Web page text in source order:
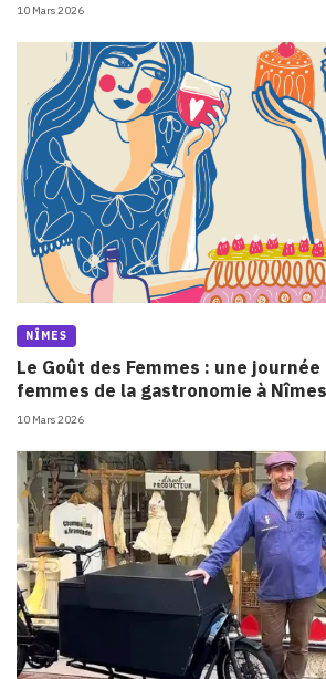
10 Mars 2026
NÎMES
Le Goût des Femmes : une
femmes de la gastronomie à Nîmes
10 Mars 2026